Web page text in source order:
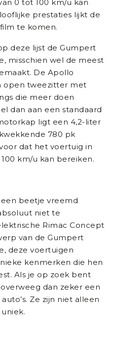
0 tot 100 km/u kan
prestaties lijkt de
te komen.
deze lijst de Gumpert
misschien wel de meest
De Apollo
open tweezitter met
die meer doen
dan aan een standaard
ligt een 4,2-liter
780 pk
dat het voertuig in
km/u kan bereiken.
beetje vreemd
niet te
Rimac Concept
van de Gumpert
deze voertuigen
kenmerken die hen
Als je op zoek bent
dan zeker een
Ze zijn niet alleen